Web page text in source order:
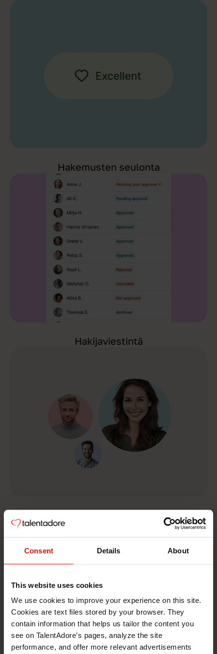
Consent Details About
This website uses cookies
We use cookies to improve your experience on this site.
Cookies are text files stored by your browser. They
contain information that helps us tailor the content you
see on TalentAdore’s pages, analyze the site
performance, and offer more relevant advertisements
Hakemusten seulonta
Hakijaviestintä